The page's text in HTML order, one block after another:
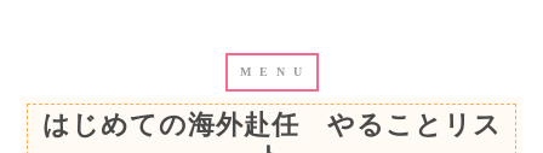
はじめての海外赴任 やることリス